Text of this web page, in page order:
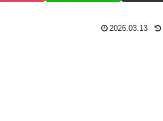
2026.03.13